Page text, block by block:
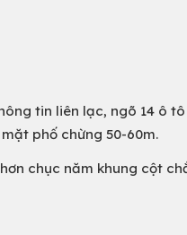
tin liên lạc, ngõ 14 ô
phố chừng 50-60m.
chục năm khung cột